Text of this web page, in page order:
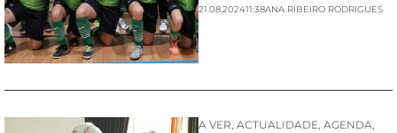
21.08.202411:38ANA RIBEIRO RODRIGUES
A VER, ACTUALIDADE, AGENDA,